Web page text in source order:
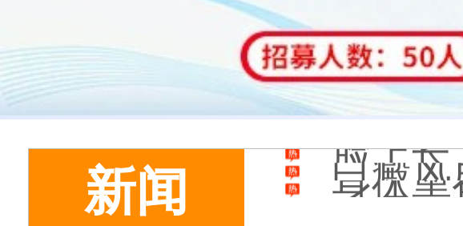
新闻
白癜风
伍德灯
脸上长
白癜风
身体黑
初期白
石家庄
他克莫